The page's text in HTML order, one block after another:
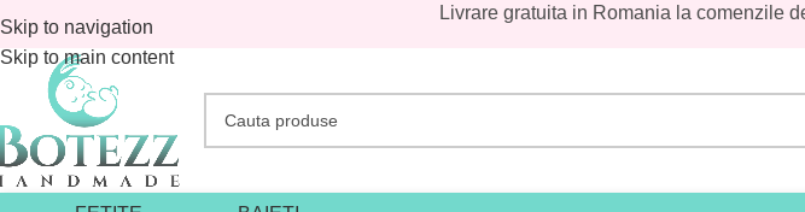
Skip to navigation
Skip to main content
Livrare gratuita in Romania la comenzile